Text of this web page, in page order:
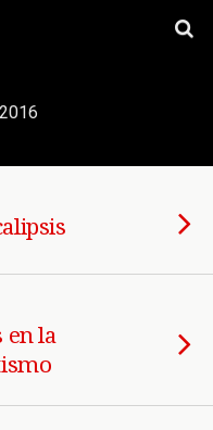
2016
en la